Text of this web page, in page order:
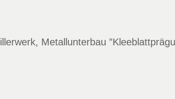
Metallunterbau